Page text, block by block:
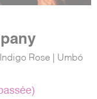
Rose | Umbó